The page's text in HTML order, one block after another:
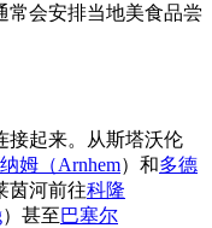
常会安排当地美食品尝
接起来。从斯塔沃伦
姆（Arnhem）和多德
茵河前往科隆
）甚至巴塞尔